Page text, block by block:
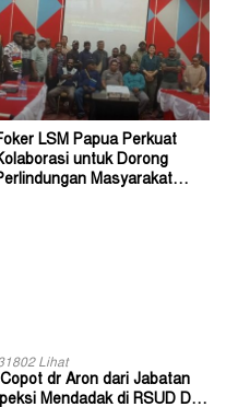
LSM Papua Perkuat
untuk Dorong
Masyarakat
Lihat
dr Aron dari Jabatan
Mendadak di RSUD Dok